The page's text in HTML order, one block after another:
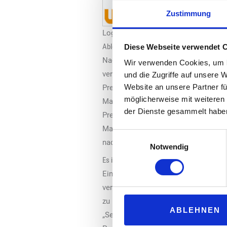
Zustimmung
Diese Webseite verwendet
Wir verwenden Cookies,
und die Zugriffe auf unsere
Website an unsere Partner
möglicherweise mit
der Dienste gesammelt
Notwendig
ABLEHNEN
Logo: Uniti
Ablehnung staatlicher Eingriffe in die freie
Nach dem Willen der
verkaufte Kraftstoffe sein. Vielmehr
Preissenkungen sollen
Maßnahme wurde in der
Preisschwankungen zu begrenzen.
Markt sind dem freien Wettbewerb
nach betriebswirtschaftlichen
Es ist fraglich, ob das Österreichische
Ein hohes Maß an
verschiedene Kanäle für
zu niedrigeren Kraftstoffpreisen an
„Sektoruntersuchung Raffinerien